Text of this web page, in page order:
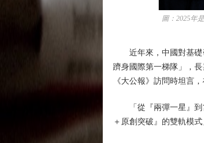
圖：2025年是
近年來，中國對基礎
躋身國際第一梯隊」，
《大公報》訪問時坦言
「從『兩彈一星』到
＋原創突破』的雙軌模